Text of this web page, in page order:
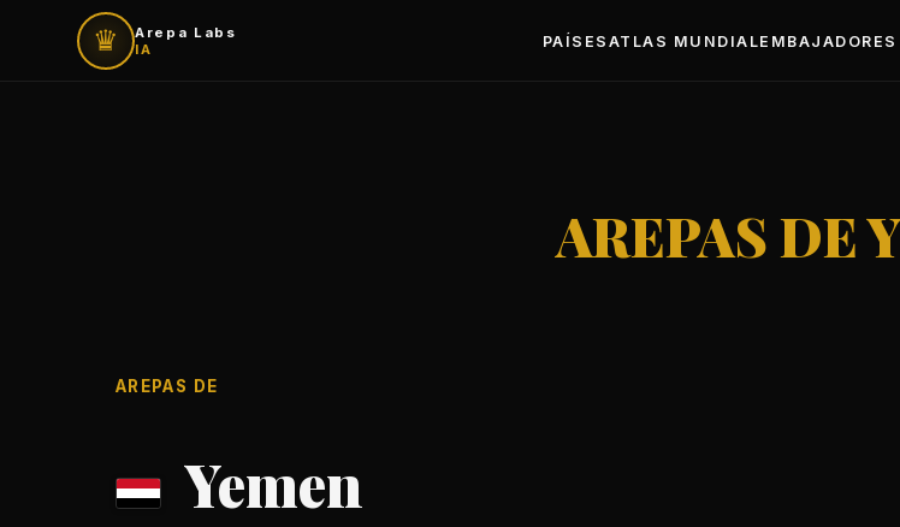
♛
Arepa Labs
IA
PAÍSES ATLAS MUNDIAL
AREPAS DE
AREPAS DE
Yemen